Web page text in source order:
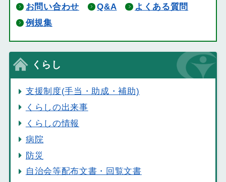
お問い合わせ Q&A
よくある質問
例規集
くらし
支援制度(手当・助成・補助)
くらしの出来事
くらしの情報
病院
防災
自治会等配布文書・回覧文書